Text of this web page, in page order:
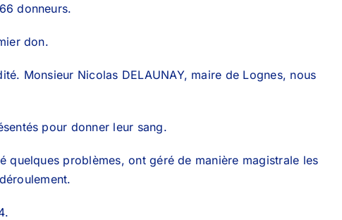
donneurs.
don.
Monsieur Nicolas DELAUNAY, maire de Lognes, nous
pour donner leur sang.
quelques problèmes, ont géré de manière magistrale les